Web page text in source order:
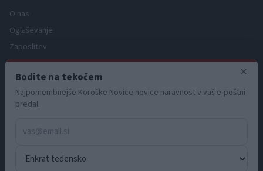
O nas
Oglaševanje
Zaposlitev
Pravno obvestilo
Zasebnost in piškotki
Storitve
Pogoji uporabe
×
Bodite na tekočem
Najpomembnejše Koroške Novice novice naravnost v vaš e-poštni
predal.